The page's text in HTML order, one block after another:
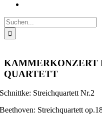
Suche
nach:
KAMMERKONZERT
QUARTETT
Schnittke: Streichquartett Nr.2
Beethoven: Streichquartett